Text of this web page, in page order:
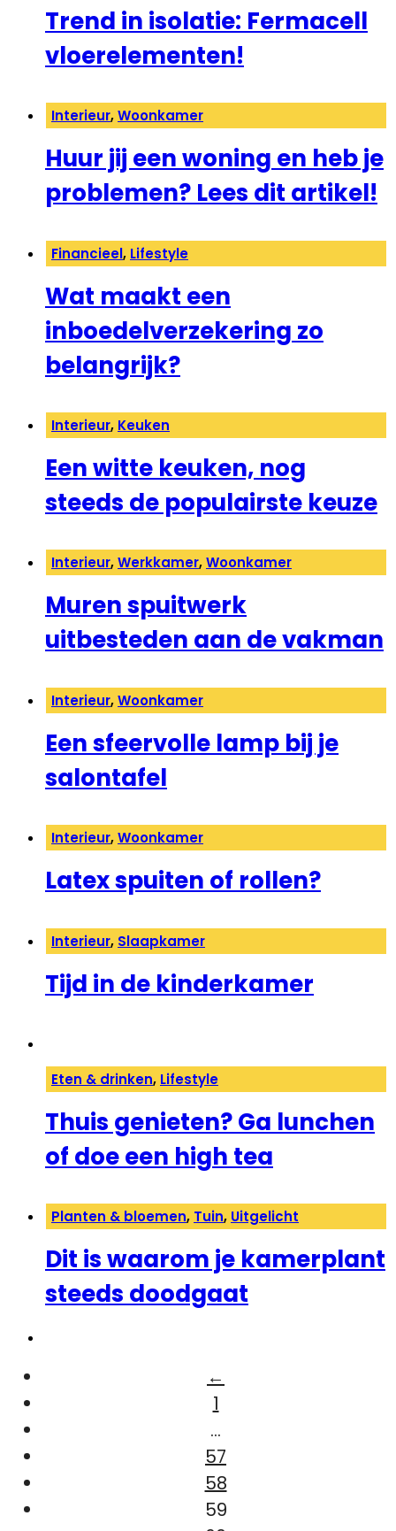
Trend in isolatie: Fermacell
vloerelementen!
Interieur,Woonkamer
Huur jij een woning en heb je
problemen? Lees dit artikel!
Financieel, Lifestyle
Wat maakt een
inboedelverzekering zo
belangrijk?
Interieur, Keuken
Een witte keuken, nog
steeds de populairste keuze
Interieur,Werkkamer,Woonkamer
Muren spuitwerk
uitbesteden aan de vakman
Interieur,Woonkamer
Een sfeervolle lamp bij je
salontafel
Interieur,Woonkamer
Latex spuiten of rollen?
Interieur, Slaapkamer
Tijd in de kinderkamer
Eten & drinken, Lifestyle
Thuis genieten? Ga lunchen
of doe een high tea
Planten & bloemen, Tuin, Uitgelicht
Dit is waarom je kamerplant
steeds doodgaat
←
1
…
57
58
59